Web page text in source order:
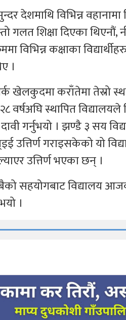
देशमाथि विभिन्न
गलत शिक्षा दिएका
विभिन्न कक्षाका
।
खेलकुदमा कराँतेमा तेस्रो
वर्षअघि स्थापित
गर्नुभयो । झण्डै ३ सय
उत्तिर्ण गराइसकेको यो
उत्तिर्ण भएका छन् ।
सहयोगबाट विद्यालय
।